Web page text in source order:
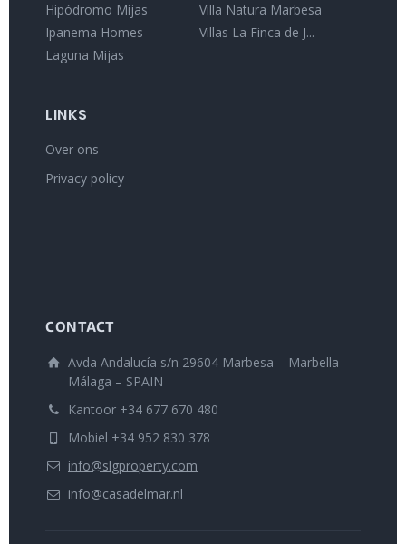
Hipódromo Mijas
Ipanema Homes
Laguna Mijas
Villa Natura Marbesa
Villas La Finca de J...
LINKS
Over ons
Privacy policy
CONTACT
Avda Andalucía s/n 29604 Marbesa – Marbella
Málaga – SPAIN
Kantoor +34 677 670 480
Mobiel +34 952 830 378
info@slgproperty.com
info@casadelmar.nl